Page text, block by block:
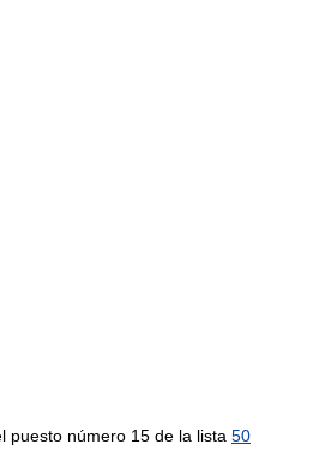
puesto número 15 de la lista 50